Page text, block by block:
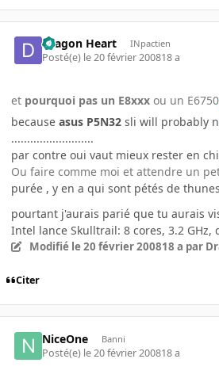
Dragon Heart INpactien
Posté(e) le 20 février 200818 a
et pourquoi pas un E8xxx ou un E6750
because asus P5N32 sli will probably
..........................
par contre oui vaut mieux rester en
Ou faire comme moi et attendre un
purée , y en a qui sont pétés de
pourtant j'aurais parié que tu aurais
Intel lance Skulltrail: 8 cores, 3.2 GHz,
Modifié le 20 février 200818 a par
Citer
NiceOne Banni
Posté(e) le 20 février 200818 a